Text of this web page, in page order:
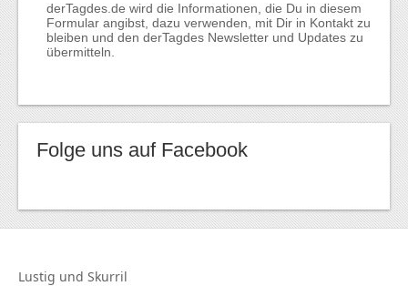
derTagdes.de wird die Informationen, die Du in diesem
Formular angibst, dazu verwenden, mit Dir in Kontakt zu
bleiben und den derTagdes Newsletter und Updates zu
übermitteln.
Folge uns auf Facebook
Lustig und Skurril